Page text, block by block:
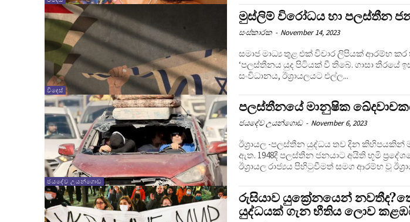
විදෙස්
මුස්ලිම් විරෝධය හා පලස්තීන ජන
සංස්කාරක - November 14, 2023
සමාජ මාධ්‍ය තුළ එක් විචාර ලිපියක් ආරම්භ
‘පලස්තීනය යුද පිටියක් වී තිබේ. ගාසා තීරයේ
සංවිධානය, ඊශ්‍රායලයට එල්ල...
ජයදේව උයන්ගොඩ
පලස්තීනයේ මානුෂික
ජයදේව උයන්ගොඩ - November 6, 2023
ඊශ්‍රායල -පලස්තීන යුද්ධය තව දින
ඇත. 1948දී පලස්තීන ජනයාට අයිති භූමි
ඊශ්‍රායල රාජ්‍යය පිහිටුවීමත් සමග ආරම්භ වූ
රුසියාව යුක්‍රේනයෙන්
යුද්ධයක් ගැන භීතිය ලොව